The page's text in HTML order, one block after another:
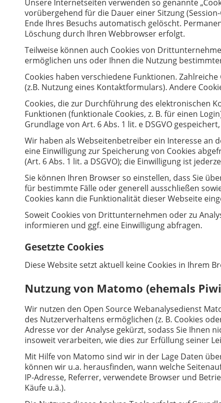
Unsere Internetseiten verwenden so genannte
vorübergehend für die Dauer einer Sitzung
Ende Ihres Besuchs automatisch gelöscht.
Löschung durch Ihren Webbrowser erfolgt.
Teilweise können auch Cookies von
ermöglichen uns oder Ihnen die Nutzung
Cookies haben verschiedene Funktionen.
(z.B. Nutzung eines Kontaktformulars). Andere
Cookies, die zur Durchführung des elektronischen
Funktionen (funktionale Cookies, z. B. für einen
Grundlage von Art. 6 Abs. 1 lit. e DSGVO
Wir haben als Webseitenbetreiber ein Interesse an
eine Einwilligung zur Speicherung von Cookies
(Art. 6 Abs. 1 lit. a DSGVO); die Einwilligung ist
Sie können Ihren Browser so einstellen, dass Sie
für bestimmte Fälle oder generell ausschließen
Cookies kann die Funktionalität dieser Webseite
Soweit Cookies von Drittunternehmen oder zu
informieren und ggf. eine Einwilligung abfragen.
Gesetzte Cookies
Diese Website setzt aktuell keine Cookies in Ihrem
Nutzung von Matomo (ehemals
Wir nutzen den Open Source Webanalysedienst
des Nutzerverhaltens ermöglichen (z. B. Cookies
Adresse vor der Analyse gekürzt, sodass Sie
insoweit verarbeiten, wie dies zur Erfüllung seiner
Mit Hilfe von Matomo sind wir in der Lage Daten
können wir u.a. herausfinden, wann welche
IP-Adresse, Referrer, verwendete Browser und
Käufe u.ä.).